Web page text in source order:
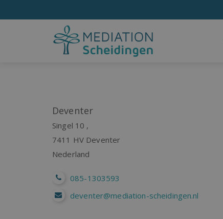
Deventer
Singel 10 ,
7411 HV Deventer
Nederland
085-1303593
deventer@mediation-scheidingen.nl